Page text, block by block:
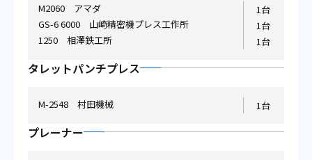
M2060 アマダ
1台
GS-6 6000 山崎精密機プレス工作所
1台
1250 相澤鉄工所
1台
タレットパンチプレス
M-2548 村田機械 1台
プレーナー